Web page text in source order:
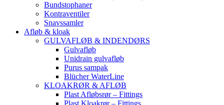
Bundstophaner
Kontraventiler
Snavssamler
Afløb & kloak
GULVAFLØB & INDENDØRS
Gulvafløb
Unidrain gulvafløb
Purus sampak
Blücher WaterLine
KLOAKRØR & AFLØB
Plast Afløbsrør – Fittings
Plast Kloakrør – Fittings